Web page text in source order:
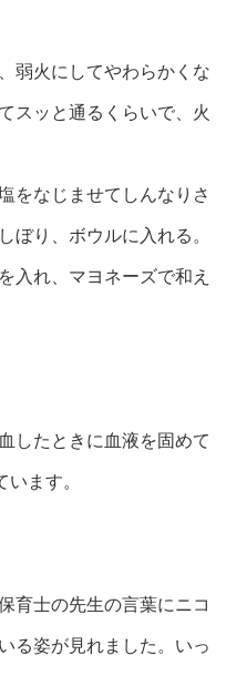
弱火にしてやわらかくな
スッと通るくらいで、火
をなじませてしんなりさ
ぼり、ボウルに入れる。
れ、マヨネーズで和え
したときに血液を固めて
ます。
育士の先生の言葉にニコ
る姿が見れました。いっ